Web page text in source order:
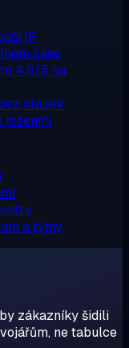
IP
čase
4,6/5 na
otázek
inženýři
a týmy
zákazníky šidili
ne tabulce